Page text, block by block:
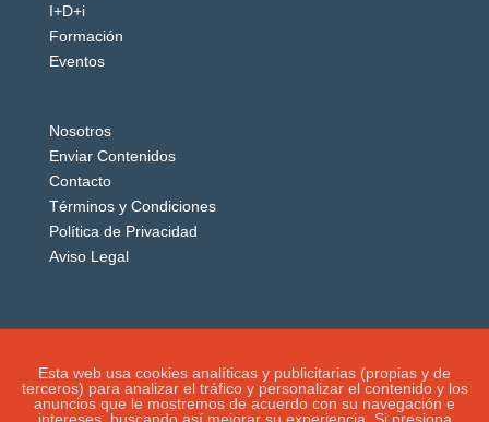
I+D+i
Formación
Eventos
Nosotros
Enviar Contenidos
Contacto
Términos y Condiciones
Política de Privacidad
Aviso Legal
Esta web usa cookies analíticas y publicitarias (propias y de
terceros) para analizar el tráfico y personalizar el contenido y los
anuncios que le mostremos de acuerdo con su navegación e